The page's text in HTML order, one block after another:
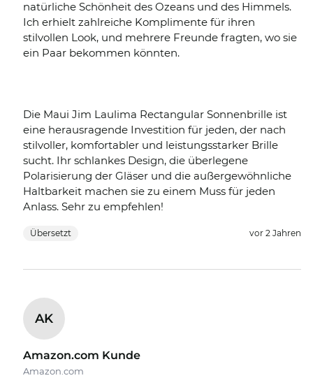
natürliche Schönheit des Ozeans und des Himmels.
Ich erhielt zahlreiche Komplimente für ihren
stilvollen Look, und mehrere Freunde fragten, wo sie
ein Paar bekommen könnten.
Die Maui Jim Laulima Rectangular Sonnenbrille ist
eine herausragende Investition für jeden, der nach
stilvoller, komfortabler und leistungsstarker Brille
sucht. Ihr schlankes Design, die überlegene
Polarisierung der Gläser und die außergewöhnliche
Haltbarkeit machen sie zu einem Muss für jeden
Anlass. Sehr zu empfehlen!
Übersetzt vor 2 Jahren
AK
Amazon.com Kunde
Amazon.com